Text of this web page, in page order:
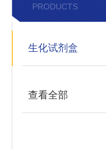
PRODUCTS
生化试剂盒
查看全部